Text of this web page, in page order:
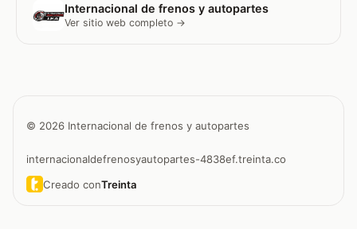
Internacional de frenos y autopartes
Ver sitio web completo →
© 2026 Internacional de frenos y autopartes
internacionaldefrenosyautopartes-4838ef.treinta.co
Creado conTreinta